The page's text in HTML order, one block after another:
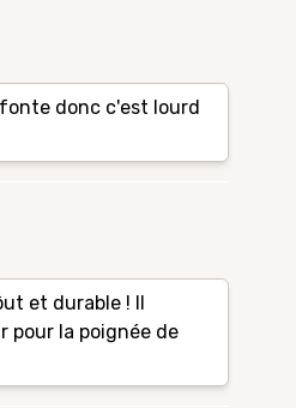
donc c'est lourd
et durable ! Il
pour la poignée de